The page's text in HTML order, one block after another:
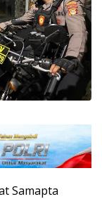
Samapta